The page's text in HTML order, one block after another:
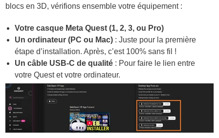
blocs en 3D, vérifions ensemble votre équipement :
Votre casque Meta Quest (1, 2, 3, ou Pro)
Un ordinateur (PC ou Mac) : Juste pour la première
étape d’installation. Après, c’est 100% sans fil !
Un câble USB-C de qualité : Pour faire le lien entre
votre Quest et votre ordinateur.